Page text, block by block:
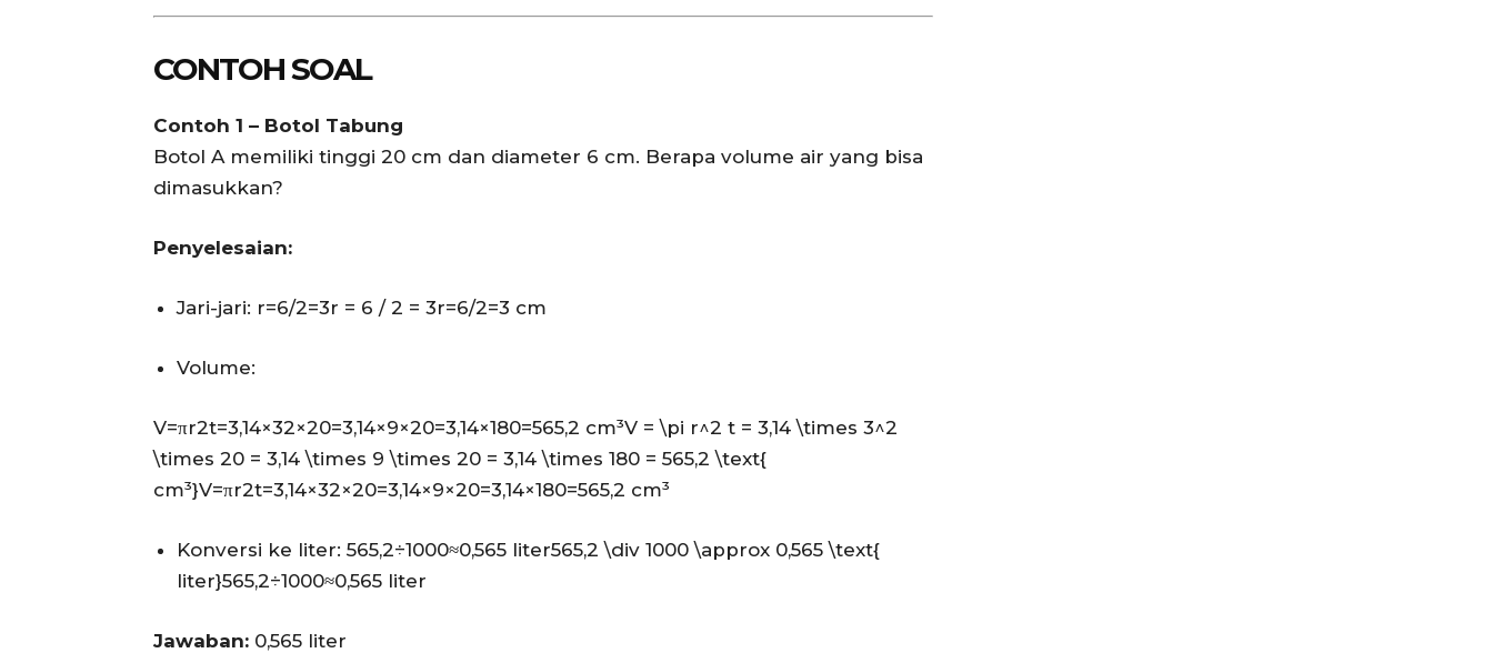
CONTOH SOAL
Contoh 1 – Botol Tabung
Botol A memiliki tinggi 20 cm dan diameter 6 cm. Berapa volume air yang bisa
dimasukkan?
Penyelesaian:
Jari-jari: r=6/2=3r = 6 / 2 = 3r=6/2=3 cm
Volume:
V=πr2t=3,14×32×20=3,14×9×20=3,14×180=565,2 cm³V = \pi r^2 t = 3,14 \times 3^2
\times 20 = 3,14 \times 9 \times 20 = 3,14 \times 180 = 565,2 \text{
cm³}V=πr2t=3,14×32×20=3,14×9×20=3,14×180=565,2 cm³
Konversi ke liter: 565,2÷1000≈0,565 liter565,2 \div 1000 \approx 0,565 \text{
liter}565,2÷1000≈0,565 liter
Jawaban: 0,565 liter